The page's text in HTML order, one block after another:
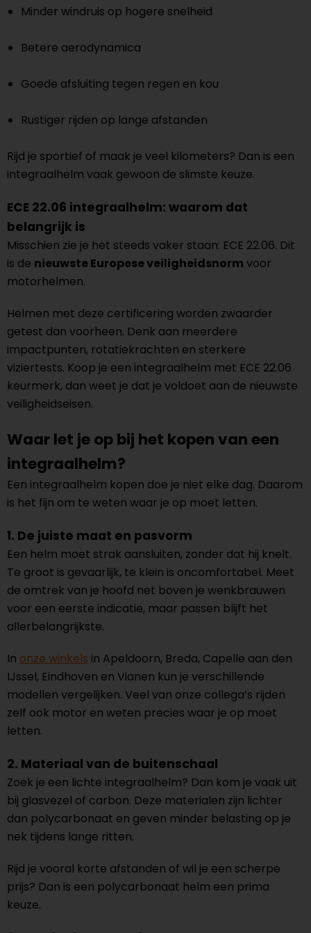
Minder windruis op hogere snelheid
Betere aerodynamica
Goede afsluiting tegen regen en kou
Rustiger rijden op lange afstanden
Rijd je sportief of maak je veel kilometers? Dan is een
integraalhelm vaak gewoon de slimste keuze.
ECE 22.06 integraalhelm: waarom dat
belangrijk is
Misschien zie je het steeds vaker staan: ECE 22.06. Dit
is de nieuwste Europese veiligheidsnorm voor
motorhelmen.
Helmen met deze certificering worden zwaarder
getest dan voorheen. Denk aan meerdere
impactpunten, rotatiekrachten en sterkere
viziertests. Koop je een integraalhelm met ECE 22.06
keurmerk, dan weet je dat je voldoet aan de nieuwste
veiligheidseisen.
Waar let je op bij het kopen van een
integraalhelm?
Een integraalhelm kopen doe je niet elke dag. Daarom
is het fijn om te weten waar je op moet letten.
1. De juiste maat en pasvorm
Een helm moet strak aansluiten, zonder dat hij knelt.
Te groot is gevaarlijk, te klein is oncomfortabel. Meet
de omtrek van je hoofd net boven je wenkbrauwen
voor een eerste indicatie, maar passen blijft het
allerbelangrijkste.
In onze winkels in Apeldoorn, Breda, Capelle aan den
IJssel, Eindhoven en Vianen kun je verschillende
modellen vergelijken. Veel van onze collega’s rijden
zelf ook motor en weten precies waar je op moet
letten.
2. Materiaal van de buitenschaal
Zoek je een lichte integraalhelm? Dan kom je vaak uit
bij glasvezel of carbon. Deze materialen zijn lichter
dan polycarbonaat en geven minder belasting op je
nek tijdens lange ritten.
Rijd je vooral korte afstanden of wil je een scherpe
prijs? Dan is een polycarbonaat helm een prima
keuze.